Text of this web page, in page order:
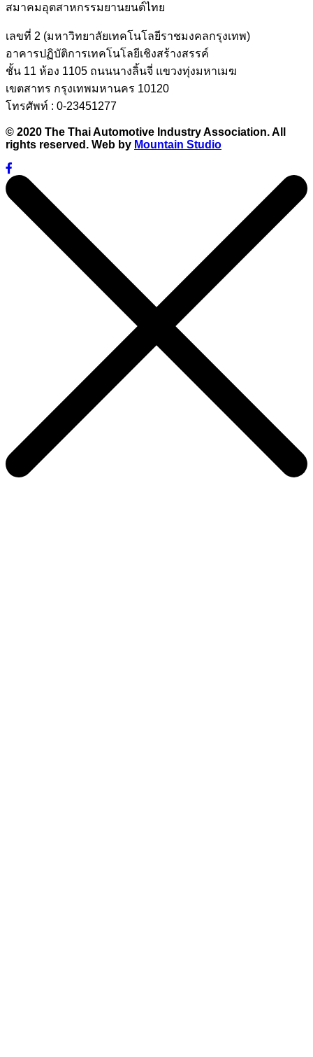
สมาคมอุตสาหกรรมยานยนต์ไทย
เลขที่ 2 (มหาวิทยาลัยเทคโนโลยีราชมงคลกรุงเทพ)
อาคารปฏิบัติการเทคโนโลยีเชิงสร้างสรรค์
ชั้น 11 ห้อง 1105 ถนนนางลิ้นจี่ แขวงทุ่งมหาเมฆ
เขตสาทร กรุงเทพมหานคร 10120
โทรศัพท์ : 0-23451277
© 2020 The Thai Automotive Industry Association. All
rights reserved. Web by Mountain Studio